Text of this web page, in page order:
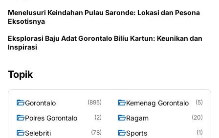
Menelusuri Keindahan Pulau Saronde: Lokasi dan Pesona
Eksotisnya
Eksplorasi Baju Adat Gorontalo Biliu Kartun: Keunikan dan
Inspirasi
Topik
Gorontalo (895) Kemenag Gorontalo (5)
Polres Gorontalo (2) Ragam (20)
Selebriti (78) Sports (1)